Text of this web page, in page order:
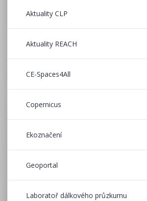
Aktuality CLP
Aktuality REACH
CE-Spaces4All
Copernicus
Ekoznačení
Geoportal
Laboratoř dálkového průzkumu